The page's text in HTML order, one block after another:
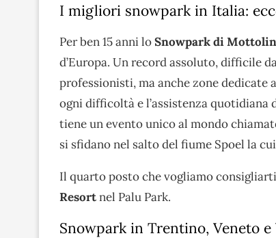
I migliori snowpark in Italia:
Per ben 15 anni loSnowpark di
d’Europa. Un record assoluto, difficile
professionisti, ma anche zone
ogni difficoltà e l’assistenza quotidiana
tiene un evento unico al mondo
si sfidano nel salto del fiume Spoel la
Il quarto posto che vogliamo
Resortnel Palu Park.
Snowpark in Trentino, Veneto e